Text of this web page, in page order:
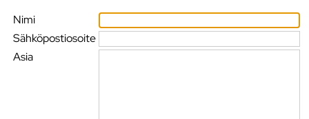
Nimi
Sähköpostiosoite
Asia